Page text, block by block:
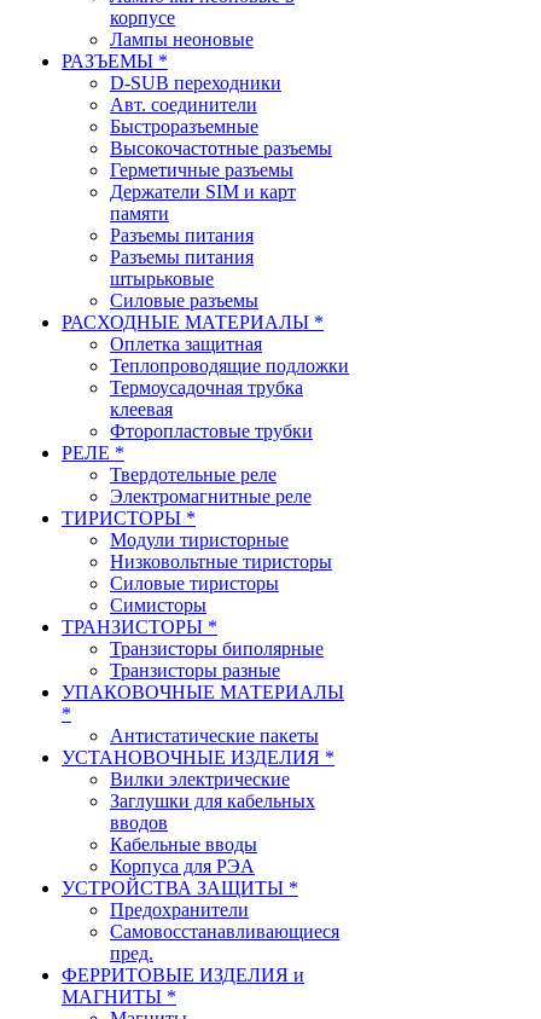
корпусе
Лампы неоновые
РАЗЪЕМЫ *
D-SUB переходники
Авт. соединители
Быстроразъемные
Высокочастотные разъемы
Герметичные разъемы
Держатели SIM и карт
памяти
Разъемы питания
Разъемы питания
штырьковые
Силовые разъемы
РАСХОДНЫЕ МАТЕРИАЛЫ *
Оплетка защитная
Теплопроводящие подложки
Термоусадочная трубка
клеевая
Фторопластовые трубки
РЕЛЕ *
Твердотельные реле
Электромагнитные реле
ТИРИСТОРЫ *
Модули тиристорные
Низковольтные тиристоры
Силовые тиристоры
Симисторы
ТРАНЗИСТОРЫ *
Транзисторы биполярные
Транзисторы разные
УПАКОВОЧНЫЕ МАТЕРИАЛЫ
*
Антистатические пакеты
УСТАНОВОЧНЫЕ ИЗДЕЛИЯ *
Вилки электрические
Заглушки для кабельных
вводов
Кабельные вводы
Корпуса для РЭА
УСТРОЙСТВА ЗАЩИТЫ *
Предохранители
Самовосстанавливающиеся
пред.
ФЕРРИТОВЫЕ ИЗДЕЛИЯ и
МАГНИТЫ *